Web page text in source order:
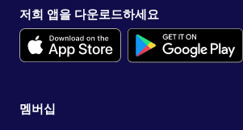
저희 앱을 다운로드하세요
멤버십